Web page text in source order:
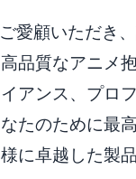
愛顧いただき
品質なアニメ
アンス、プロ
たのために最
に卓越した製